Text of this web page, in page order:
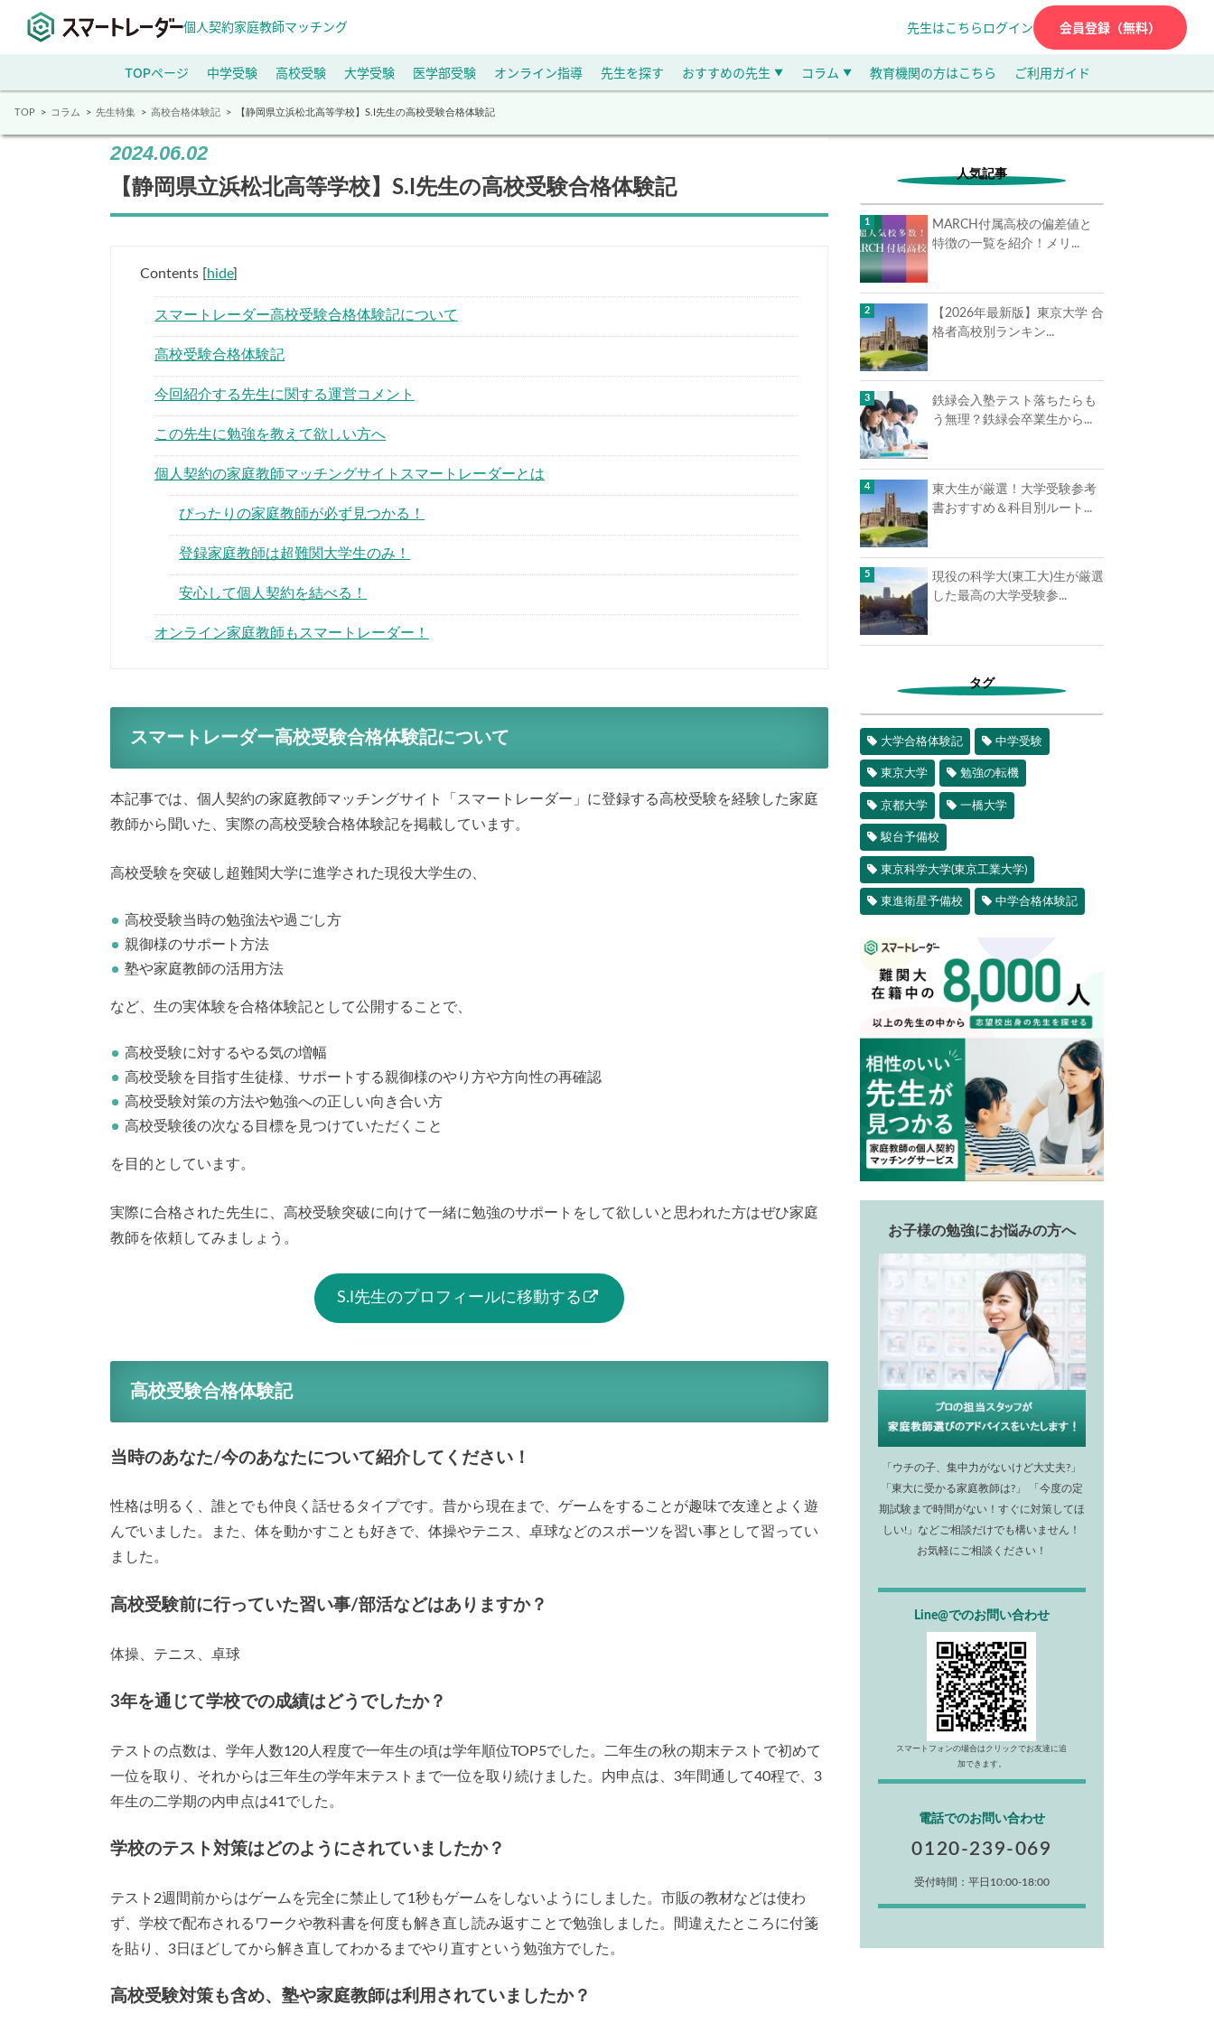
個人契約家庭教師マッチング 先生はこちら ログイン 会員登録（無料）
TOPページ 中学受験 高校受験 大学受験 医学部受験 オンライン指導 先生を探す おすすめの先生 ▼ コラム ▼ 教育機関の方はこちら ご利用ガイド
TOP コラム 先生特集 高校合格体験記 【静岡県立浜松北高等学校】S.I先生の高校受験合格体験記
2024.06.02
【静岡県立浜松北高等学校】S.I先生の高校受験合格体験記
Contents [hide]
スマートレーダー高校受験合格体験記について
高校受験合格体験記
今回紹介する先生に関する運営コメント
この先生に勉強を教えて欲しい方へ
個人契約の家庭教師マッチングサイトスマートレーダーとは
ぴったりの家庭教師が必ず見つかる！
登録家庭教師は超難関大学生のみ！
安心して個人契約を結べる！
オンライン家庭教師もスマートレーダー！
スマートレーダー高校受験合格体験記について
本記事では、個人契約の家庭教師マッチングサイト「スマートレーダー」に登録する高校受験を経験した家庭
教師から聞いた、実際の高校受験合格体験記を掲載しています。
高校受験を突破し超難関大学に進学された現役大学生の、
高校受験当時の勉強法や過ごし方
親御様のサポート方法
塾や家庭教師の活用方法
など、生の実体験を合格体験記として公開することで、
高校受験に対するやる気の増幅
高校受験を目指す生徒様、サポートする親御様のやり方や方向性の再確認
高校受験対策の方法や勉強への正しい向き合い方
高校受験後の次なる目標を見つけていただくこと
を目的としています。
実際に合格された先生に、高校受験突破に向けて一緒に勉強のサポートをして欲しいと思われた方はぜひ家庭
教師を依頼してみましょう。
S.I先生のプロフィールに移動する
高校受験合格体験記
当時のあなた/今のあなたについて紹介してください！
性格は明るく、誰とでも仲良く話せるタイプです。昔から現在まで、ゲームをすることが趣味で友達とよく遊
んでいました。また、体を動かすことも好きで、体操やテニス、卓球などのスポーツを習い事として習ってい
ました。
高校受験前に行っていた習い事/部活などはありますか？
体操、テニス、卓球
3年を通じて学校での成績はどうでしたか？
テストの点数は、学年人数120人程度で一年生の頃は学年順位TOP5でした。二年生の秋の期末テストで初めて
一位を取り、それからは三年生の学年末テストまで一位を取り続けました。内申点は、3年間通して40程で、3
年生の二学期の内申点は41でした。
学校のテスト対策はどのようにされていましたか？
テスト2週間前からはゲームを完全に禁止して1秒もゲームをしないようにしました。市販の教材などは使わ
ず、学校で配布されるワークや教科書を何度も解き直し読み返すことで勉強しました。間違えたところに付箋
を貼り、3日ほどしてから解き直してわかるまでやり直すという勉強方でした。
高校受験対策も含め、塾や家庭教師は利用されていましたか？
人気記事
MARCH付属高校の偏差値と
特徴の一覧を紹介！メリ...
【2026年最新版】東京大学 合
格者高校別ランキン...
鉄緑会入塾テスト落ちたらも
う無理？鉄緑会卒業生から...
東大生が厳選！大学受験参考
書おすすめ＆科目別ルート...
現役の科学大(東工大)生が厳選
した最高の大学受験参...
タグ
大学合格体験記 中学受験
東京大学 勉強の転機
京都大学 一橋大学
駿台予備校
東京科学大学(東京工業大学)
東進衛星予備校 中学合格体験記
お子様の勉強にお悩みの方へ
「ウチの子、集中力がないけど大丈夫?」
「東大に受かる家庭教師は?」 「今度の定
期試験まで時間がない！すぐに対策してほ
しい!」などご相談だけでも構いません！
お気軽にご相談ください！
Line@でのお問い合わせ
スマートフォンの場合はクリックでお友達に追
加できます。
電話でのお問い合わせ
0120-239-069
受付時間：平日10:00-18:00